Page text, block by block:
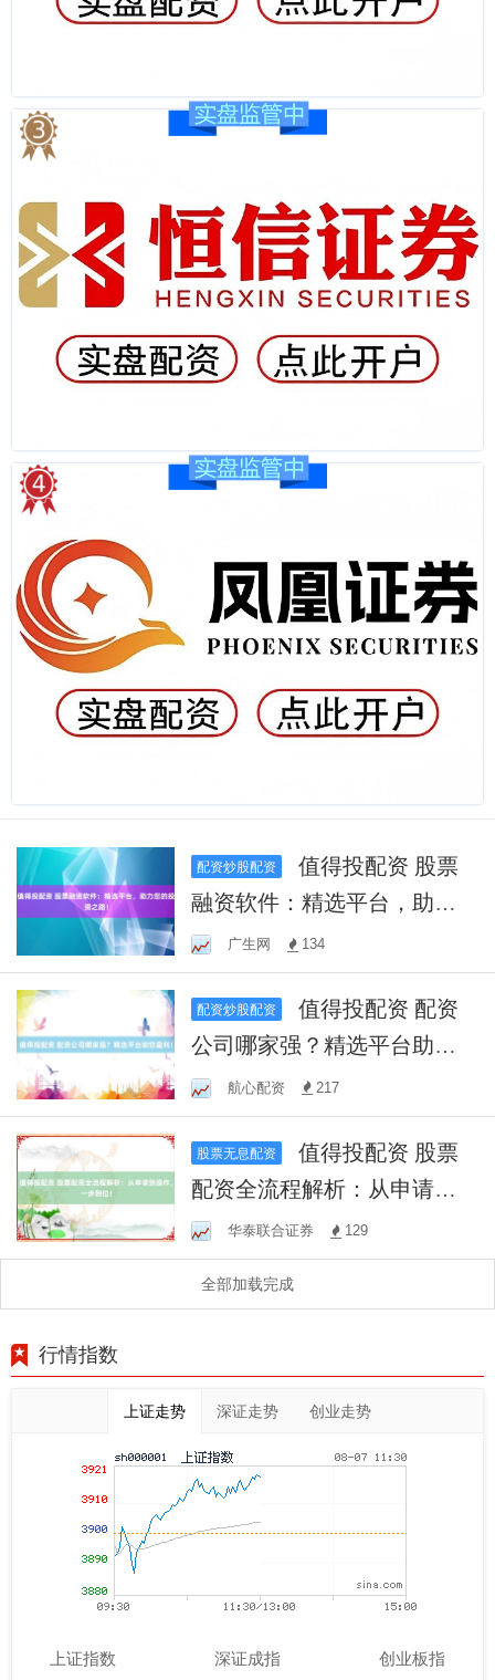
配资炒股配资
值得投配资 股票
融资软件：精选平台，助力
您的投资之路！
广生网 134
配资炒股配资
值得投配资 配资
公司哪家强？精选平台助您
盈利！航心配资 217
股票无息配资
值得投配资 股票
配资全流程解析：从申请到
操作，一步到位！
华泰联合证券 129
全部加载完成
行情指数
上证走势 深证走势 创业走势
上证指数 深证成指 创业板指